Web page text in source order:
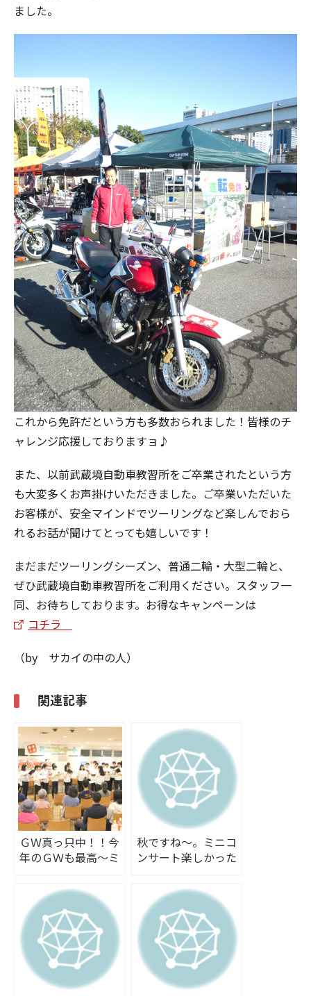
ました。
これから免許だという方も多数おられました！皆様のチ
ャレンジ応援しておりますョ♪
また、以前武蔵境自動車教習所をご卒業されたという方
も大変多くお声掛けいただきました。ご卒業いただいた
お客様が、安全マインドでツーリングなど楽しんでおら
れるお話が聞けてとっても嬉しいです！
まだまだツーリングシーズン、普通二輪・大型二輪と、
ぜひ武蔵境自動車教習所をご利用ください。スタッフ一
同、お待ちしております。お得なキャンペーンは
コチラ
（by サカイの中の人）
関連記事
ＧＷ真っ只中！！今
年のＧＷも最高～ミ
秋ですね～。ミニコ
ンサート楽しかった